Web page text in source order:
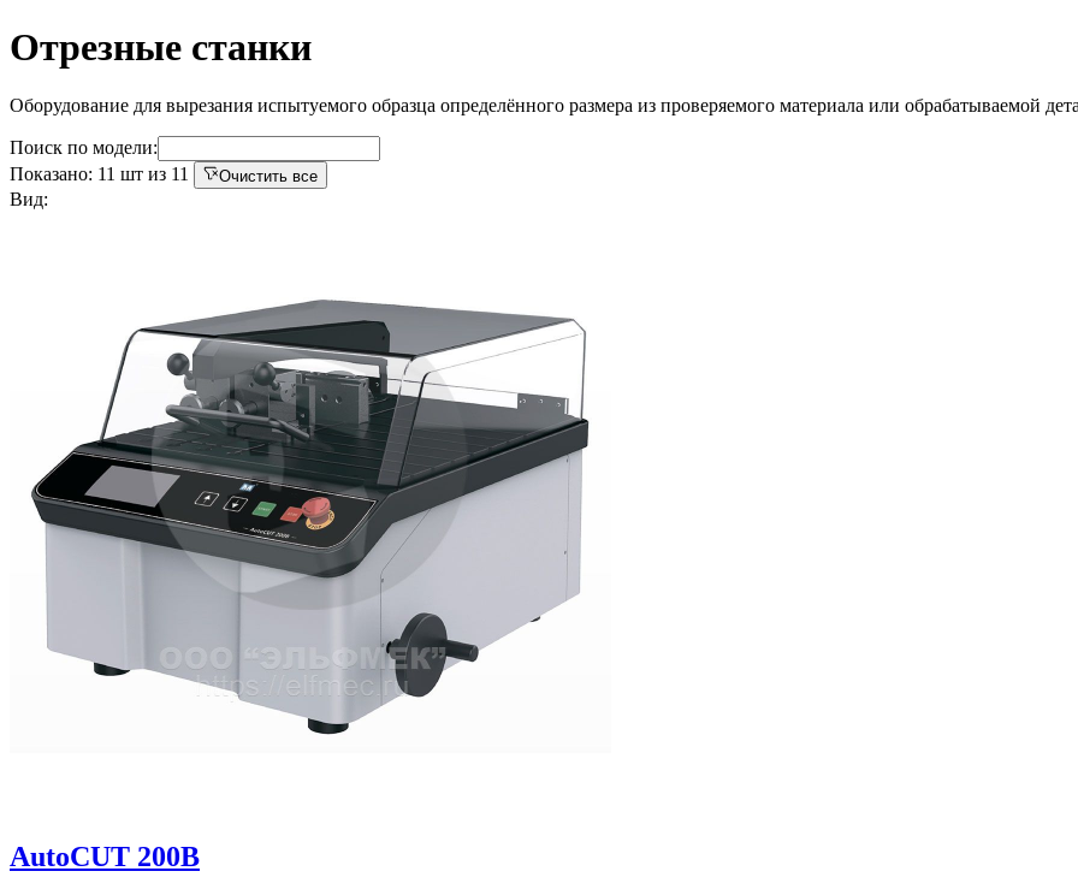
Отрезные станки
Оборудование для вырезания испытуемого образца определённого размера из проверяемого материала или обрабатываемой
Поиск по модели:
Показано: 11 шт из 11
Очистить все
Вид:
AutoCUT 200B